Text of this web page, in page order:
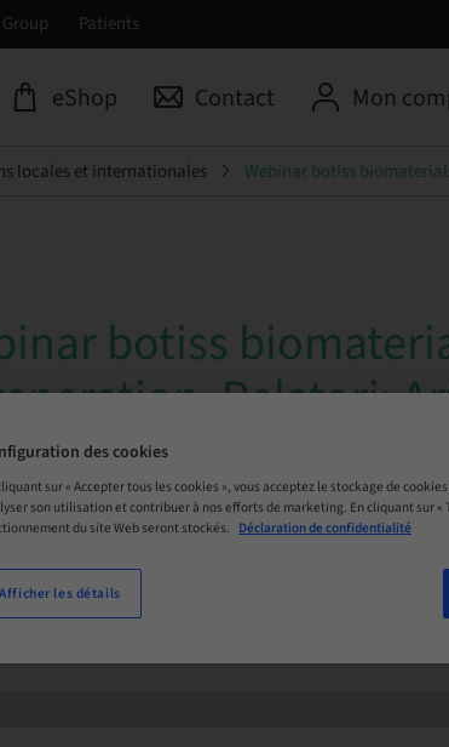
Patients
eShop Contact Mon
locales et internationales Webinar botiss
botiss
Relatori:
Suchan
DÈS MAINTENANT
des cookies
sur « Accepter tous les cookies », vous acceptez le stockage de
son utilisation et contribuer à nos efforts de marketing. En cliquant sur
du site Web seront stockés. Déclaration de confidentialité
Afficher les détails